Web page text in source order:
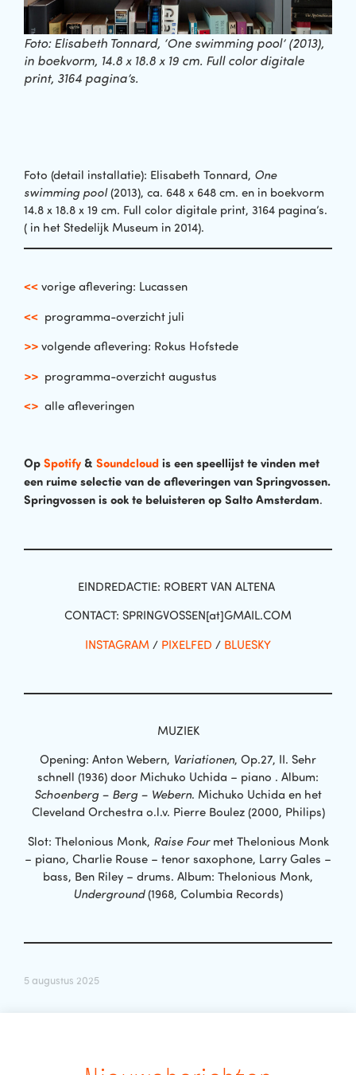
Foto: Elisabeth Tonnard, ‘One swimming pool’ (2013),
in boekvorm, 14.8 x 18.8 x 19 cm. Full color digitale
print, 3164 pagina’s.
Foto (detail installatie): Elisabeth Tonnard, One
swimming pool(2013), ca. 648 x 648 cm. en in boekvorm
14.8 x 18.8 x 19 cm. Full color digitale print, 3164 pagina’s.
( in het Stedelijk Museum in 2014).
<< vorige aflevering: Lucassen
<< programma-overzicht juli
>> volgende aflevering: Rokus Hofstede
>> programma-overzicht augustus
<> alle afleveringen
Op Spotify & Soundcloud is een speellijst te vinden met
een ruime selectie van de afleveringen van Springvossen.
Springvossen is ook te beluisteren op Salto Amsterdam.
EINDREDACTIE: ROBERT VAN ALTENA
CONTACT: SPRINGVOSSEN[at]GMAIL.COM
INSTAGRAM / PIXELFED / BLUESKY
MUZIEK
Opening: Anton Webern, Variationen, Op.27, II. Sehr
schnell (1936) door Michuko Uchida – piano . Album:
Schoenberg – Berg – Webern. Michuko Uchida en het
Cleveland Orchestra o.l.v. Pierre Boulez (2000, Philips)
Slot: Thelonious Monk, Raise Fourmet Thelonious Monk
– piano, Charlie Rouse – tenor saxophone, Larry Gales –
bass, Ben Riley – drums. Album: Thelonious Monk,
Underground(1968, Columbia Records)
5 augustus 2025